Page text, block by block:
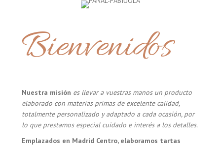
Bienvenidos
Nuestra misión es llevar a vuestras manos un producto
elaborado con materias primas de excelente calidad,
totalmente personalizado y adaptado a cada ocasión, por
lo que prestamos especial cuidado e interés a los detalles.
Emplazados en Madrid Centro, elaboramos tartas